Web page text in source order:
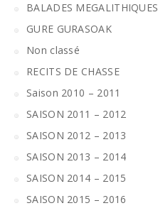
BALADES MEGALITHIQUES
GURE GURASOAK
Non classé
RECITS DE CHASSE
Saison 2010 – 2011
SAISON 2011 – 2012
SAISON 2012 – 2013
SAISON 2013 – 2014
SAISON 2014 – 2015
SAISON 2015 – 2016